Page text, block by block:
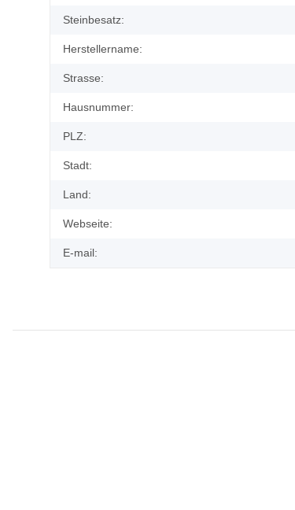
Steinbesatz:
Herstellername:
Strasse:
Hausnummer:
PLZ:
Stadt:
Land:
Webseite:
E-mail: